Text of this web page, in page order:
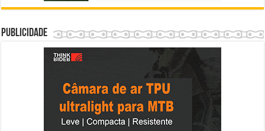
Publicidade